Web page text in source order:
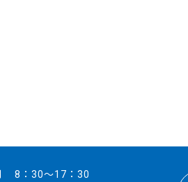
8：30～17：30